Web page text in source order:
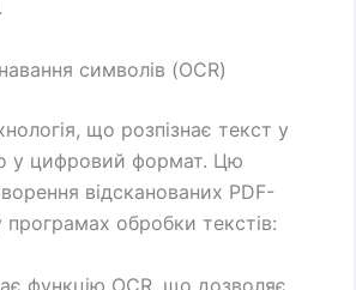
символів (OCR)
що розпізнає текст у
у цифровий формат. Цю
відсканованих PDF-
обробки текстів:
функцію OCR, що дозволяє